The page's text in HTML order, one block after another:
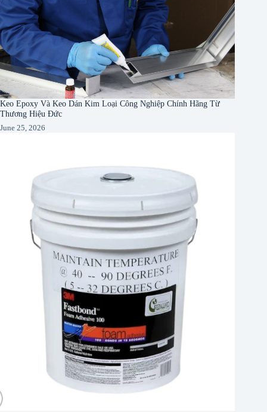
Keo Epoxy Và Keo Dán Kim Loại Công Nghiệp Chính Hãng Từ
Thương Hiệu Đức
June 25, 2026